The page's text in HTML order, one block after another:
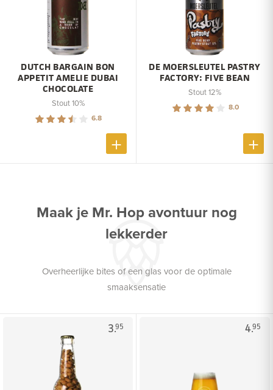
DUTCH BARGAIN BON
APPETIT AMELIE DUBAI
CHOCOLATE
Stout 10%
6.8
DE MOERSLEUTEL PASTRY
FACTORY: FIVE BEAN
Stout 12%
8.0
Maak je Mr. Hop avontuur nog
lekkerder
Overheerlijke bites of een glas voor de optimale
smaaksensatie
3.95 4.95